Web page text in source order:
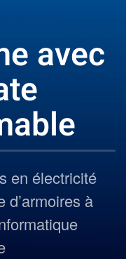
avec
en électricité
d’armoires à